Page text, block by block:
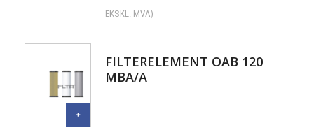
EKSKL. MVA)
FILTERELEMENT OAB 120
MBA/A